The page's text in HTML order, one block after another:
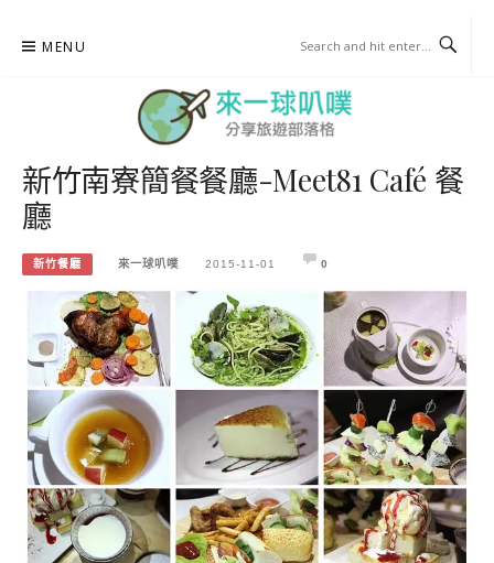
MENU
來一球叭噗
分享日本自助部落格
新竹南寮簡餐餐廳-Meet81 Café 餐
廳
新竹餐廳 來一球叭噗 2015-11-01 0